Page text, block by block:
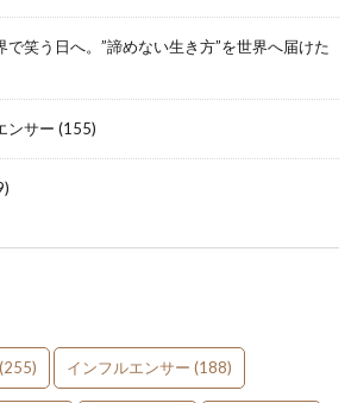
笑う日へ。”諦めない生き方”を世界へ届けた
ンサー (155)
(255) インフルエンサー (188)